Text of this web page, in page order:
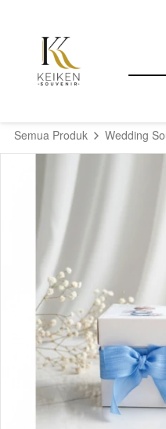
Semua Produk Wedding